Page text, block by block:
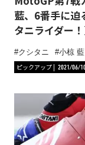
藍、6番手に迫
タニライダー！
クシタニ 小椋 藍
ピックアップ
2021/06/